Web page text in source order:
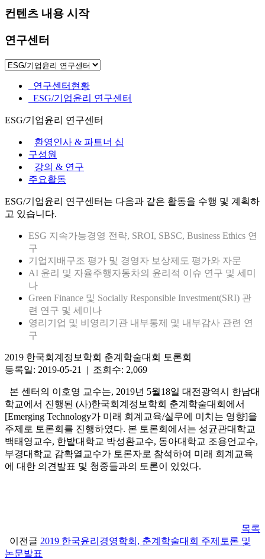
컨텐츠 내용 시작
연구센터
연구센터현황
ESG/기업윤리 연구센터
ESG/기업윤리 연구센터
환영인사 & 파트너 십
구성원
강의 & 연구
주요활동
ESG/기업윤리 연구센터는 다음과 같은 활동을 수행 및 계획하
고 있습니다.
ESG 지속가능경영 전략, SROI, SBSC, Business Ethics 연
구
기업지배구조 평가 및 경영자 보상제도 평가와 자문
AI 윤리 및 자율주행자동차의 윤리적 이슈 연구 및 세미
나
Green Finance 및 Socially Responsible Investment(SRI) 관
련 연구 및 세미나
영리기업 및 비영리기관 내부통제 및 내부감사 관련 연
구
2019 한국회계정보학회 춘계학술대회 토론회
등록일: 2019-05-21 | 조회수: 2,069
본 센터의 이호영 교수는, 2019년 5월18일 대전광역시 한남대
학교에서 진행된 (사)한국회계정보학회 춘계학술대회에서
[Emerging Technology가 미래 회계교육/실무에 미치는 영향]을
주제로 토론회를 진행하였다. 본 토론회에서는 성균관대학교
백태영교수, 한밭대학교 박성환교수, 동아대학교 조용언교수,
부경대학교 감확열교수가 토론자로 참석하여 미래 회계교육
에 대한 의견발표 및 청중들과의 토론이 있었다.
목록
이전글 2019 한국윤리경영학회, 춘계학술대회 주제토론 및
논문발표